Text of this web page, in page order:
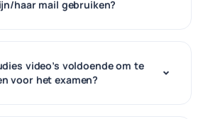
haar mail gebruiken?
video’s voldoende om te
voor het examen?